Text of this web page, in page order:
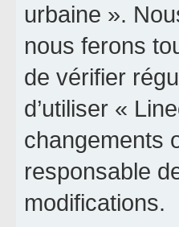
urbaine ».
nous ferons
de vérifier
d’utiliser «
changements
responsable
modifications.